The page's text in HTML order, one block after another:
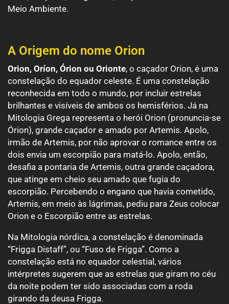
Meio Ambiente.
A Origem do nome Orion
Orion, Oríon, Órion ou Orionte, o caçador Orion, é uma
constelação do equador celeste. É uma constelação
reconhecida em todo o mundo, por incluir estrelas
brilhantes e visíveis de ambos os hemisférios. Já na
Mitologia Grega representa o herói Orion (pronuncia-se
Órion), grande caçador e amado por Artemis. Apolo,
irmão de Artemis, por não aprovar o romance entre os
dois envia um escorpião para matá-lo. Apolo, então,
desafia a pontaria de Artemis, outra grande caçadora,
que atinge em cheio seu amado que fugia do
escorpião. Percebendo o engano que havia cometido,
Artemis, em meio às lágrimas, pediu para Zeus colocar
Orion e o Escorpião entre as estrelas.
Na Mitologia nórdica, a constelação é denominada
“Frigga Distaff”, ou “Fuso de Frigga”. Como a
constelação está no equador celestial, vários
intérpretes sugerem que as estrelas que giram no céu
da noite podem ter sido associadas com a roda
girando da deusa Frigga.